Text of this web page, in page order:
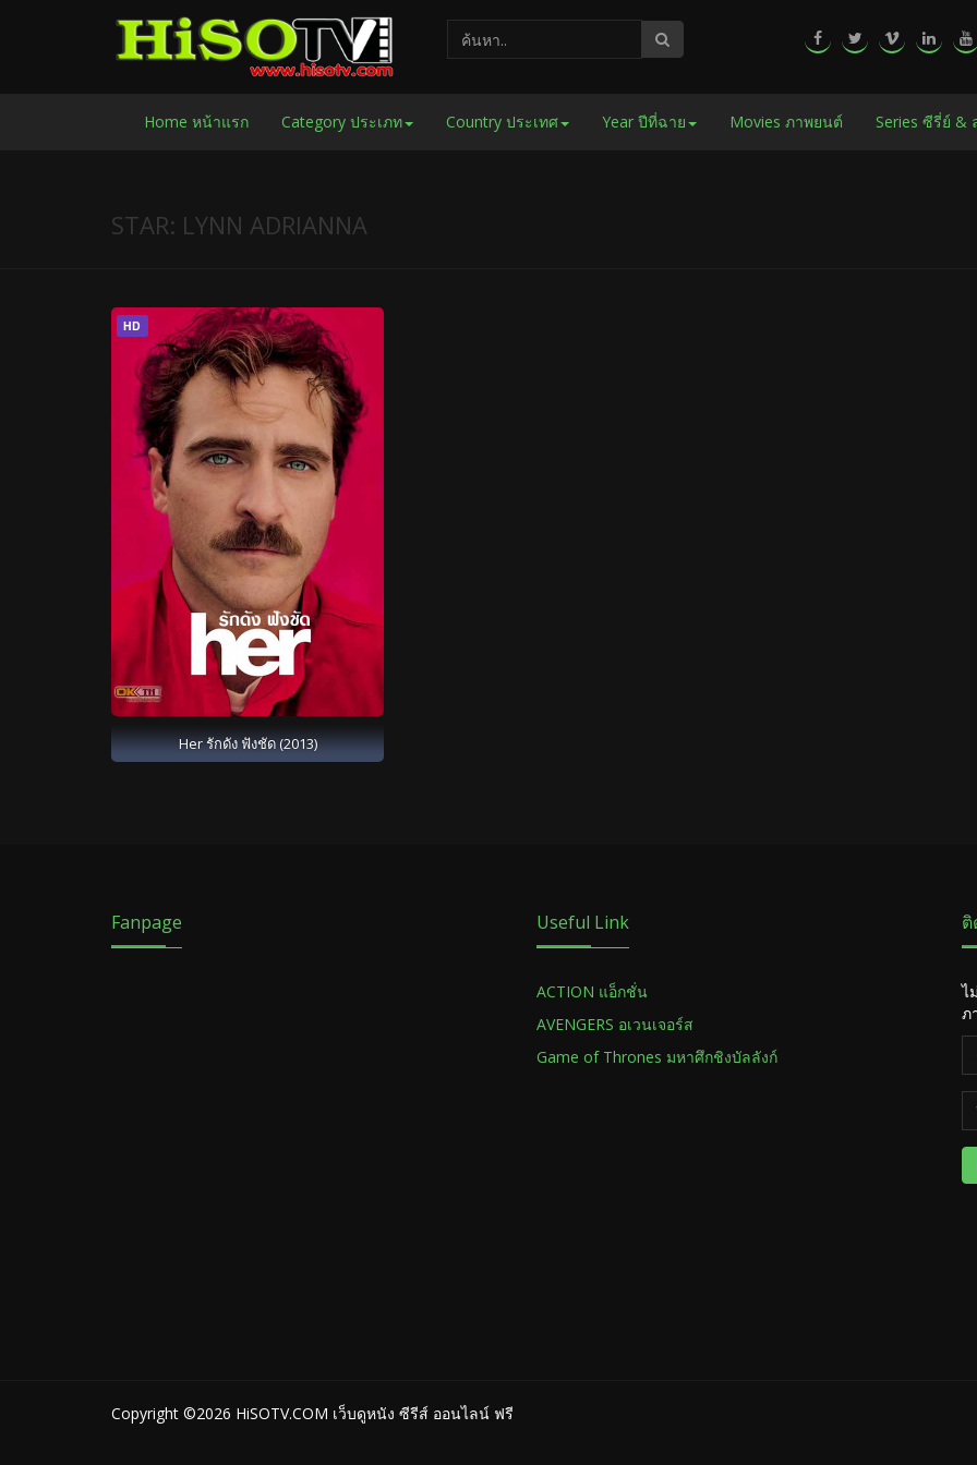
Home หน้าแรก Category ประเภท Country ประเทศ Year ปีที่ฉาย Movies ภาพยนต์ Series ซีรี่ย์ &
STAR: LYNN ADRIANNA
HD
Her รักดัง ฟังชัด (2013)
Fanpage Useful Link
ACTION แอ็กชั่น
AVENGERS อเวนเจอร์ส
Game of Thrones มหาศึกชิงบัลลังก์
ติ
ไ
ภ
Copyright ©2026 HiSOTV.COM เว็บดูหนัง ซีรีส์ ออนไลน์ ฟรี